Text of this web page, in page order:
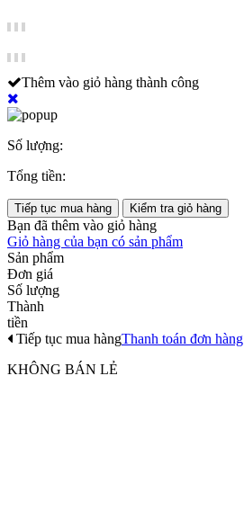
Thêm vào giỏ hàng thành công
Số lượng:
Tổng tiền:
Tiếp tục mua hàng Kiểm tra giỏ hàng
Bạn đã thêm vào giỏ hàng
Giỏ hàng của bạn có sản phẩm
Sản phẩm
Đơn giá
Số lượng
Thành
tiền
Tiếp tục mua hàngThanh toán đơn hàng
KHÔNG BÁN LẺ